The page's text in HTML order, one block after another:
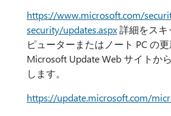
https://www.microsoft.com/
security/updates.aspx詳細をスキ
ピューターまたはノート PC の
Microsoft Update Web サイトか
します。
https://update.microsoft.com/